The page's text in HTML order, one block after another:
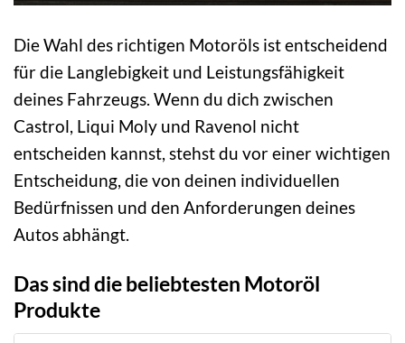
Die Wahl des richtigen Motoröls ist entscheidend
für die Langlebigkeit und Leistungsfähigkeit
deines Fahrzeugs. Wenn du dich zwischen
Castrol, Liqui Moly und Ravenol nicht
entscheiden kannst, stehst du vor einer wichtigen
Entscheidung, die von deinen individuellen
Bedürfnissen und den Anforderungen deines
Autos abhängt.
Das sind die beliebtesten Motoröl
Produkte